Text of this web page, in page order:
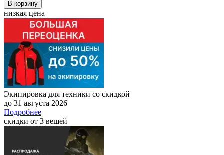
В корзину
низкая цена
Экипировка для техники со скидкой
до 31 августа 2026
Подробнее
скидки от 3 вещей